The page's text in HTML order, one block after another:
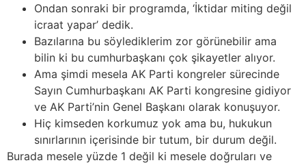
Ondan sonraki bir programda, ‘İktidar miting değil
icraat yapar’ dedik.
Bazılarına bu söylediklerim zor görünebilir ama
bilin ki bu cumhurbaşkanı çok şikayetler alıyor.
Ama şimdi mesela AK Parti kongreler sürecinde
Sayın Cumhurbaşkanı AK Parti kongresine gidiyor
ve AK Parti’nin Genel Başkanı olarak konuşuyor.
Hiç kimseden korkumuz yok ama bu, hukukun
sınırlarının içerisinde bir tutum, bir durum değil.
Burada mesele yüzde 1 değil ki mesele doğruları ve